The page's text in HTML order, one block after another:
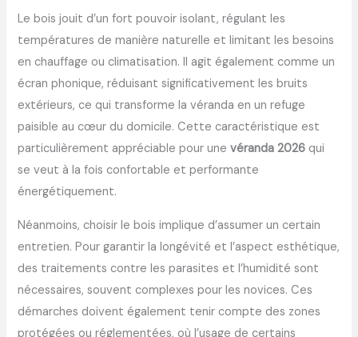
Le bois jouit d’un fort pouvoir isolant, régulant les
températures de manière naturelle et limitant les besoins
en chauffage ou climatisation. Il agit également comme un
écran phonique, réduisant significativement les bruits
extérieurs, ce qui transforme la véranda en un refuge
paisible au cœur du domicile. Cette caractéristique est
particulièrement appréciable pour unevéranda 2026 qui
se veut à la fois confortable et performante
énergétiquement.
Néanmoins, choisir le bois implique d’assumer un certain
entretien. Pour garantir la longévité et l’aspect esthétique,
des traitements contre les parasites et l’humidité sont
nécessaires, souvent complexes pour les novices. Ces
démarches doivent également tenir compte des zones
protégées ou réglementées, où l’usage de certains